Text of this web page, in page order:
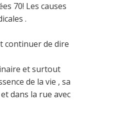
70! Les causes
.
continuer de dire
et surtout
de la vie , sa
dans la rue avec